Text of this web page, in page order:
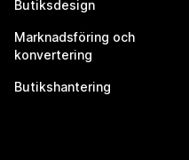
Butiksdesign
Marknadsföring och
konvertering
Butikshantering